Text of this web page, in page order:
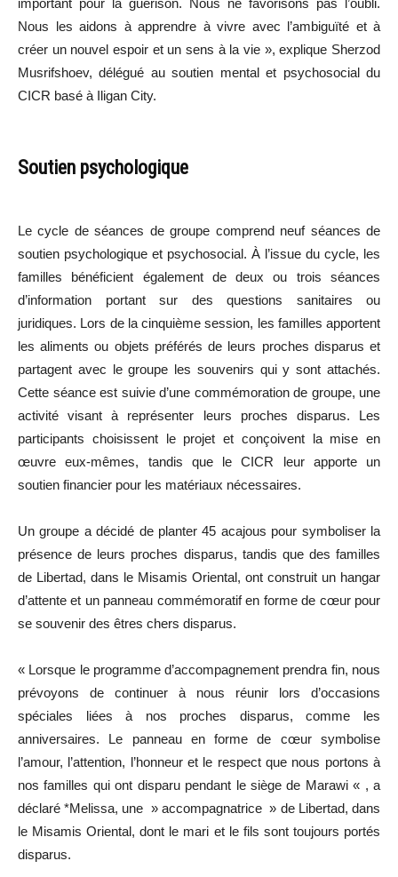
important pour la guérison. Nous ne favorisons pas l’oubli.
Nous les aidons à apprendre à vivre avec l’ambiguïté et à
créer un nouvel espoir et un sens à la vie », explique Sherzod
Musrifshoev, délégué au soutien mental et psychosocial du
CICR basé à Iligan City.
Soutien psychologique
Le cycle de séances de groupe comprend neuf séances de
soutien psychologique et psychosocial. À l’issue du cycle, les
familles bénéficient également de deux ou trois séances
d’information portant sur des questions sanitaires ou
juridiques. Lors de la cinquième session, les familles apportent
les aliments ou objets préférés de leurs proches disparus et
partagent avec le groupe les souvenirs qui y sont attachés.
Cette séance est suivie d’une commémoration de groupe, une
activité visant à représenter leurs proches disparus. Les
participants choisissent le projet et conçoivent la mise en
œuvre eux-mêmes, tandis que le CICR leur apporte un
soutien financier pour les matériaux nécessaires.
Un groupe a décidé de planter 45 acajous pour symboliser la
présence de leurs proches disparus, tandis que des familles
de Libertad, dans le Misamis Oriental, ont construit un hangar
d’attente et un panneau commémoratif en forme de cœur pour
se souvenir des êtres chers disparus.
« Lorsque le programme d’accompagnement prendra fin, nous
prévoyons de continuer à nous réunir lors d’occasions
spéciales liées à nos proches disparus, comme les
anniversaires. Le panneau en forme de cœur symbolise
l’amour, l’attention, l’honneur et le respect que nous portons à
nos familles qui ont disparu pendant le siège de Marawi « , a
déclaré *Melissa, une » accompagnatrice » de Libertad, dans
le Misamis Oriental, dont le mari et le fils sont toujours portés
disparus.